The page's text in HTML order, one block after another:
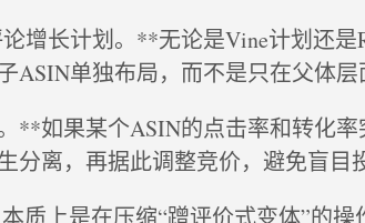
增长计划。**无论是Vine计划还是
ASIN单独布局，而不是只在父体层
如果某个ASIN的点击率和转化率
分离，再据此调整竞价，避免盲目
质上是在压缩“蹭评价式变体”的操